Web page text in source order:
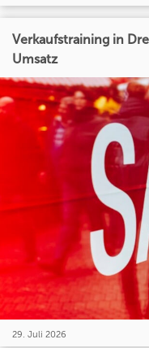
Verkaufstraining in
Umsatz
29. Juli 2026